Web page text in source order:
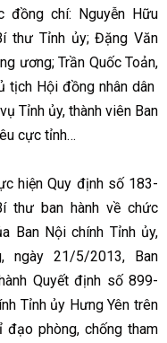
chí: Nguyễn Hữu
thư Tỉnh ủy; Đặng Văn
ương; Trần Quốc Toản,
tịch Hội đồng nhân dân
Tỉnh ủy, thành viên Ban
cực tỉnh…
hiện Quy định số 183-
thư ban hành về chức
Ban Nội chính Tỉnh ủy,
ngày 21/5/2013, Ban
Quyết định số 899-
Tỉnh ủy Hưng Yên trên
đạo phòng, chống tham